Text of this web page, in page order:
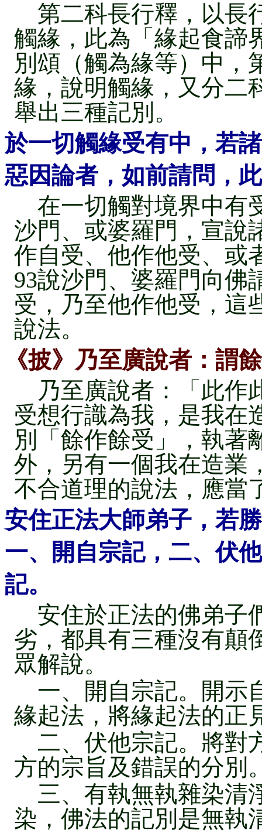
第二科長行釋，以長
觸緣，此為「緣起食諦
別頌（觸為緣等）中，
緣，說明觸緣，又分二
舉出三種記別。
於一切觸緣受有中，若
惡因論者，如前請問，
在一切觸對境界中有
沙門、或婆羅門，宣說
作自受、他作他受、或
93說沙門、婆羅門向佛
受，乃至他作他受，這
說法。
《披》乃至廣說者：謂
乃至廣說者：「此作
受想行識為我，是我在
別「餘作餘受」，執著
外，另有一個我在造業
不合道理的說法，應當
安住正法大師弟子，若
一、開自宗記，二、伏
記。
安住於正法的佛弟子
劣，都具有三種沒有顛
眾解說。
一、開自宗記。開示
緣起法，將緣起法的正
二、伏他宗記。將對
方的宗旨及錯誤的分別
三、有執無執雜染清
染，佛法的記別是無執